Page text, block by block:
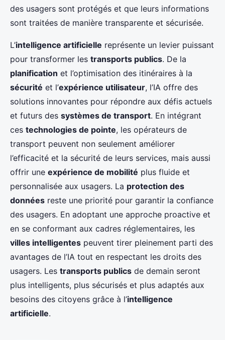
des usagers sont protégés et que leurs informations
sont traitées de manière transparente et sécurisée.
L’intelligence artificielle représente un levier puissant
pour transformer les transports publics. De la
planification et l’optimisation des itinéraires à la
sécurité et l’expérience utilisateur, l’IA offre des
solutions innovantes pour répondre aux défis actuels
et futurs des systèmes de transport. En intégrant
ces technologies de pointe, les opérateurs de
transport peuvent non seulement améliorer
l’efficacité et la sécurité de leurs services, mais aussi
offrir une expérience de mobilité plus fluide et
personnalisée aux usagers. La protection des
données reste une priorité pour garantir la confiance
des usagers. En adoptant une approche proactive et
en se conformant aux cadres réglementaires, les
villes intelligentes peuvent tirer pleinement parti des
avantages de l’IA tout en respectant les droits des
usagers. Les transports publics de demain seront
plus intelligents, plus sécurisés et plus adaptés aux
besoins des citoyens grâce à l’intelligence
artificielle.